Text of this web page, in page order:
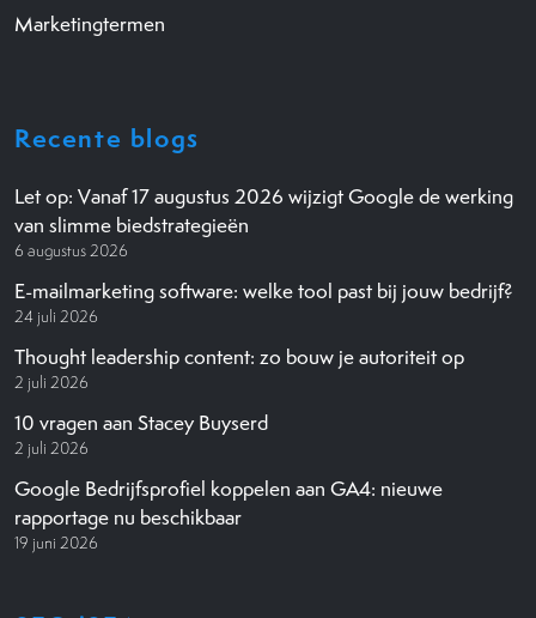
Marketingtermen
Recente blogs
Let op: Vanaf 17 augustus 2026 wijzigt Google de werking
van slimme biedstrategieën
6 augustus 2026
E-mailmarketing software: welke tool past bij jouw bedrijf?
24 juli 2026
Thought leadership content: zo bouw je autoriteit op
2 juli 2026
10 vragen aan Stacey Buyserd
2 juli 2026
Google Bedrijfsprofiel koppelen aan GA4: nieuwe
rapportage nu beschikbaar
19 juni 2026